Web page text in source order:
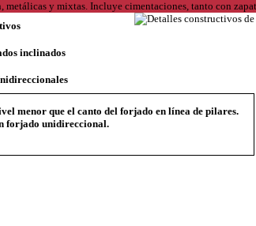
inclinados
menor que el canto del forjado en línea de pilares.
forjado unidireccional.